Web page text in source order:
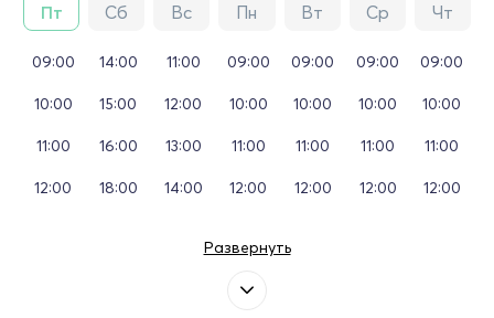
Пт Сб Вс Пн Вт Ср Чт
09:00
10:00
11:00
12:00
14:00
15:00
16:00
18:00
11:00
12:00
13:00
14:00
09:00
10:00
11:00
12:00
09:00
10:00
11:00
12:00
09:00
10:00
11:00
12:00
09:00
10:00
11:00
12:00
Развернуть